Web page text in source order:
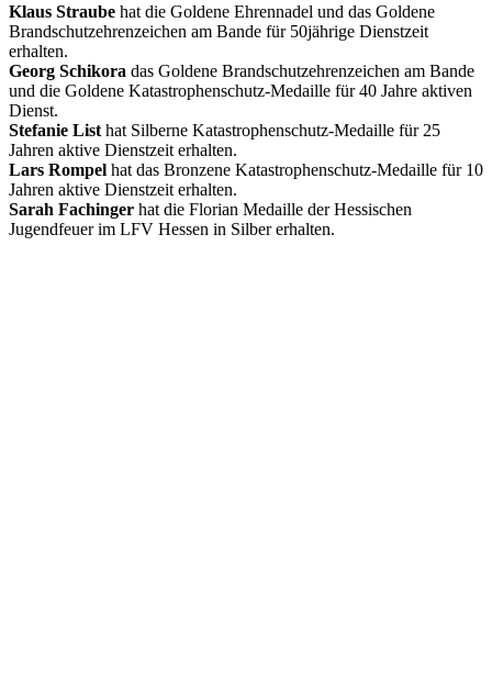
Klaus Straube hat die Goldene Ehrennadel und das Goldene
Brandschutzehrenzeichen am Bande für 50jährige Dienstzeit
erhalten.
Georg Schikora das Goldene Brandschutzehrenzeichen am Bande
und die Goldene Katastrophenschutz-Medaille für 40 Jahre aktiven
Dienst.
Stefanie List hat Silberne Katastrophenschutz-Medaille für 25
Jahren aktive Dienstzeit erhalten.
Lars Rompel hat das Bronzene Katastrophenschutz-Medaille für 10
Jahren aktive Dienstzeit erhalten.
Sarah Fachinger hat die Florian Medaille der Hessischen
Jugendfeuer im LFV Hessen in Silber erhalten.